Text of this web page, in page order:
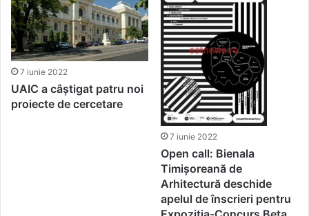
7 iunie 2022
UAIC a câștigat patru noi
proiecte de cercetare
7 iunie 2022
Open call: Bienala
Timișoreană de
Arhitectură deschide
apelul de înscrieri pentru